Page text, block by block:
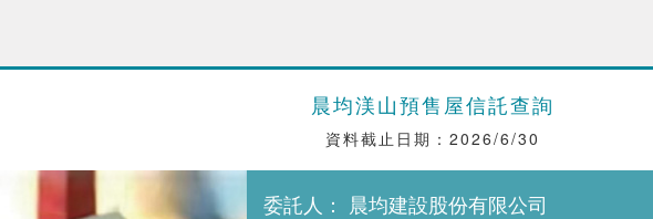
晨均渼山預售屋信託查詢
資料截止日期：2026/6/30
委託人： 晨均建設股份有限公司